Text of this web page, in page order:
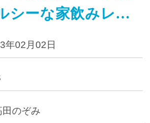
シーな家飲みレシ
年02月02日
田のぞみ